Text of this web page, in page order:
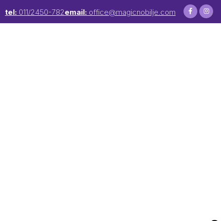
tel: 011/2450-782email: office@magicnobilje.com